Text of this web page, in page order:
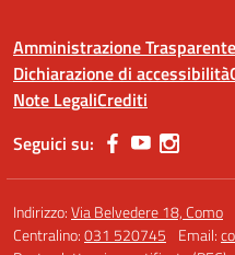
Amministrazione Trasparente
Dichiarazione di accessibilità
Note LegaliCrediti
Seguici su:
Indirizzo:Via Belvedere 18, Como
Centralino:031 520745 Email: